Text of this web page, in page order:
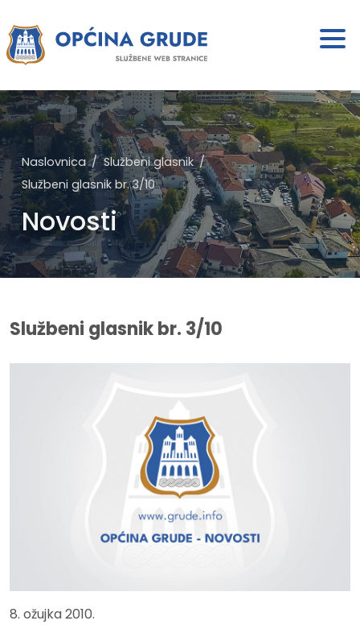
Naslovnica
Službeni glasnik
Službeni glasnik br. 3/10
Novosti
Službeni glasnik br. 3/10
8. ožujka 2010.